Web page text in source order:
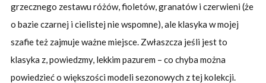
grzecznego zestawu różów, fioletów, granatów i czerwieni (że
o bazie czarnej i cielistej nie wspomne), ale klasyka w mojej
szafie też zajmuje ważne miejsce. Zwłaszcza jeśli jest to
klasyka z, powiedzmy, lekkim pazurem – co chyba można
powiedzieć o większości modeli sezonowych z tej kolekcji.